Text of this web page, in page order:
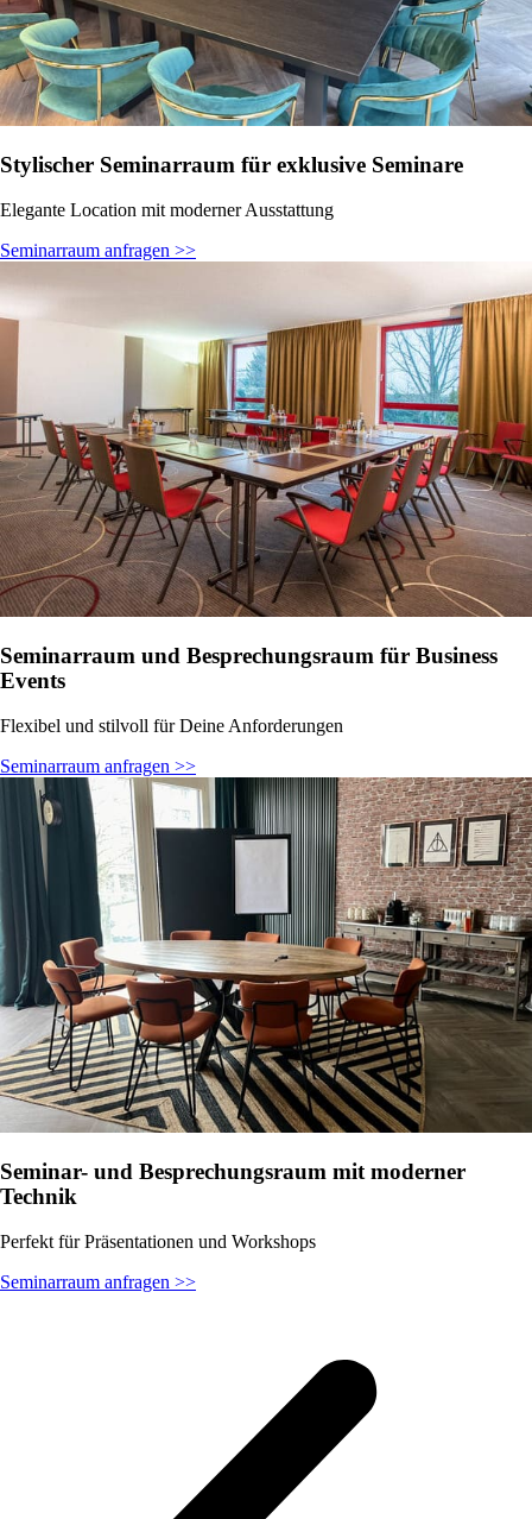
Stylischer Seminarraum für exklusive Seminare
Elegante Location mit moderner Ausstattung
Seminarraum anfragen >>
Seminarraum und Besprechungsraum für Business
Events
Flexibel und stilvoll für Deine Anforderungen
Seminarraum anfragen >>
Seminar- und Besprechungsraum mit moderner
Technik
Perfekt für Präsentationen und Workshops
Seminarraum anfragen >>